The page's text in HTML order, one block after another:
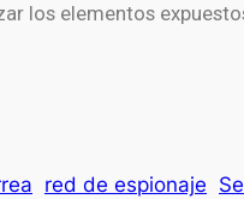
los elementos
red de espionaje